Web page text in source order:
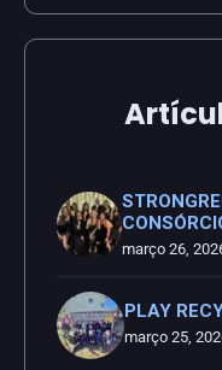
março 26,
PLAY
março 25,